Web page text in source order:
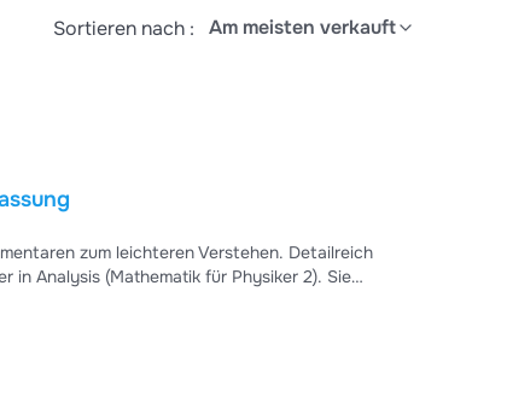
Sortieren nach : Am meisten verkauft
zum leichteren Verstehen. Detailreich
in Analysis (Mathematik für Physiker 2). Sie